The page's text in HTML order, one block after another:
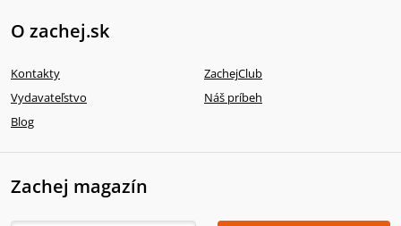
O zachej.sk
Kontakty
ZachejClub
Vydavateľstvo
Náš príbeh
Blog
Zachej magazín